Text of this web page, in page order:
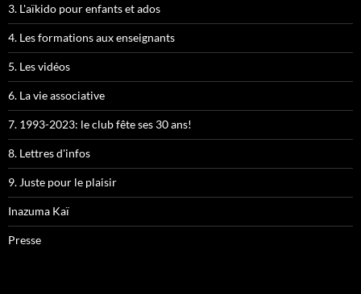
3. L'aïkido pour enfants et ados
4. Les formations aux enseignants
5. Les vidéos
6. La vie associative
7. 1993-2023: le club fête ses 30 ans!
8. Lettres d'infos
9. Juste pour le plaisir
Inazuma Kaï
Presse